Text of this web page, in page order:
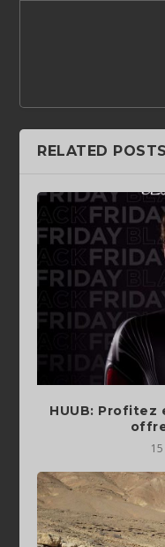
RELATED POSTS
HUUB: Profitez